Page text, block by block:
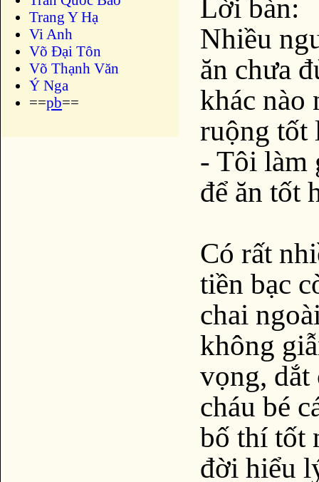
Trang Y Hạ
Vi Anh
Võ Đại Tôn
Võ Thạnh Văn
Ý Nga
==pb==
Lời bàn:
Nhiều
ăn chưa
khác nào
ruộng tốt
- Tôi làm
để ăn tốt
Có rất
tiền bạc
chai
không
vọng, dắt
cháu bé
bố thí tốt
đời hiểu